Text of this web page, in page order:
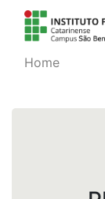
Home